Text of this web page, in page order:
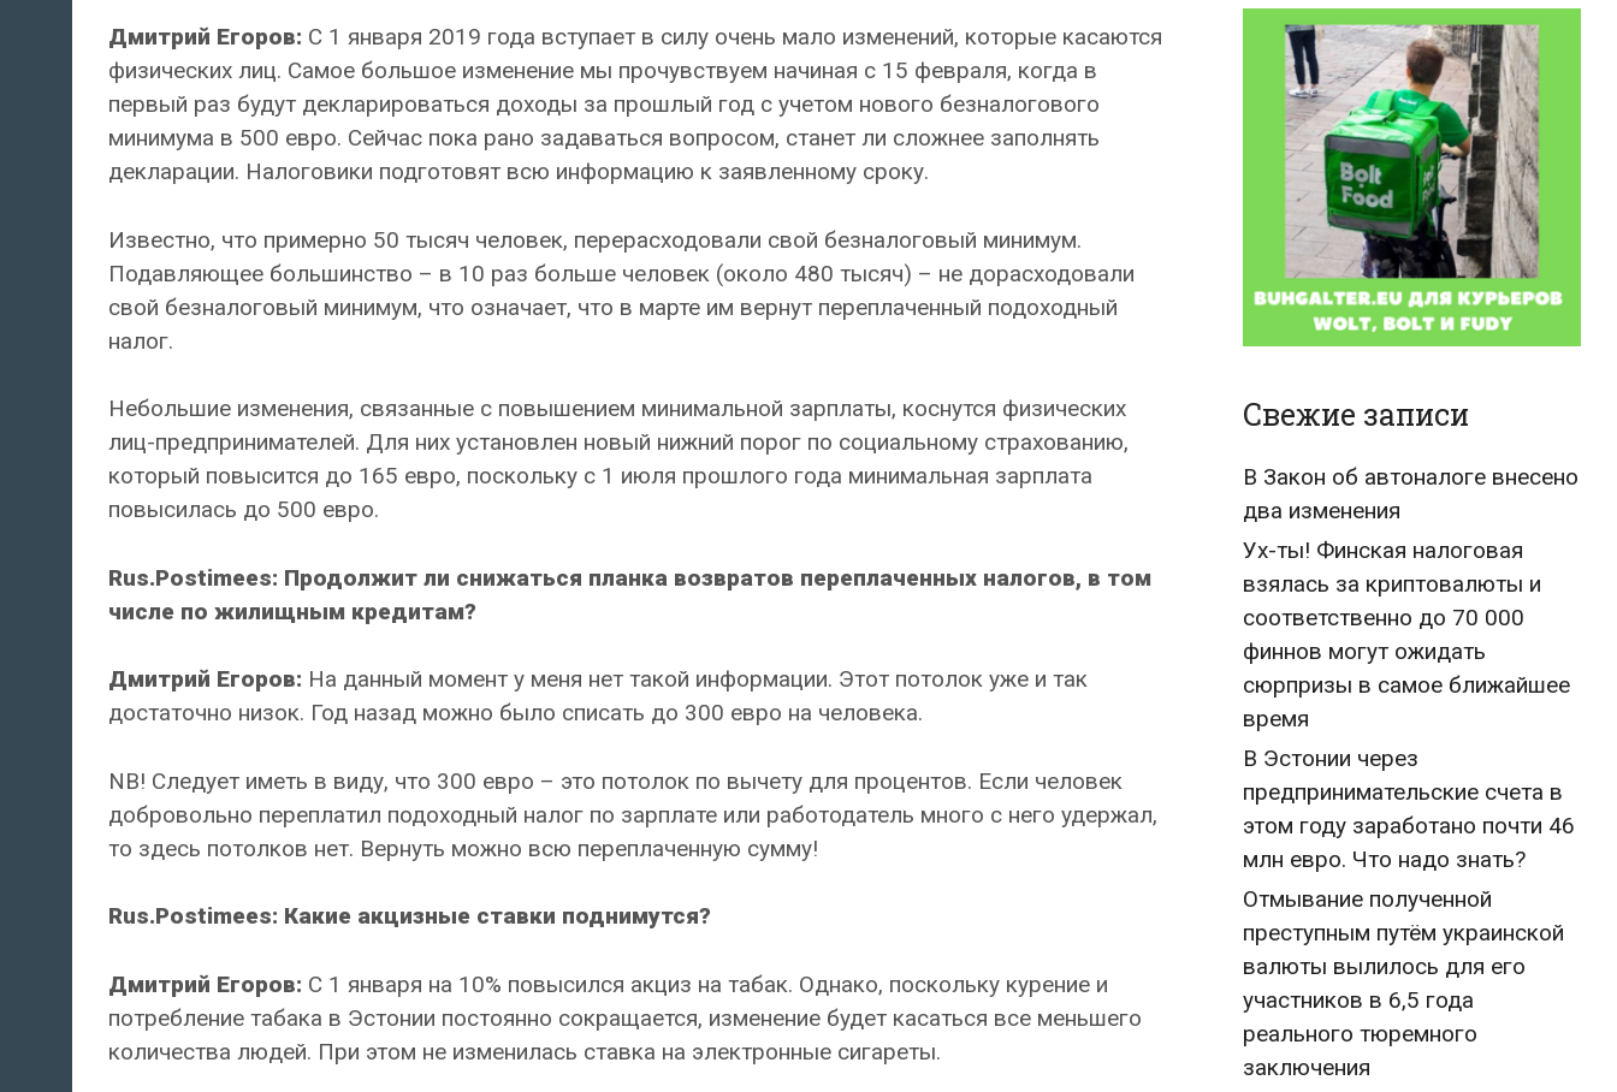
Дмитрий Егоров: С 1 января 2019 года вступает в силу очень мало изменений, которые касаются
физических лиц. Самое большое изменение мы прочувствуем начиная с 15 февраля, когда в
первый раз будут декларироваться доходы за прошлый год с учетом нового безналогового
минимума в 500 евро. Сейчас пока рано задаваться вопросом, станет ли сложнее заполнять
декларации. Налоговики подготовят всю информацию к заявленному сроку.
Известно, что примерно 50 тысяч человек, перерасходовали свой безналоговый минимум.
Подавляющее большинство – в 10 раз больше человек (около 480 тысяч) – не дорасходовали
свой безналоговый минимум, что означает, что в марте им вернут переплаченный подоходный
налог.
Небольшие изменения, связанные с повышением минимальной зарплаты, коснутся физических
лиц-предпринимателей. Для них установлен новый нижний порог по социальному страхованию,
который повысится до 165 евро, поскольку с 1 июля прошлого года минимальная зарплата
повысилась до 500 евро.
Rus.Postimees: Продолжит ли снижаться планка возвратов переплаченных налогов, в том
числе по жилищным кредитам?
Дмитрий Егоров: На данный момент у меня нет такой информации. Этот потолок уже и так
достаточно низок. Год назад можно было списать до 300 евро на человека.
NB! Следует иметь в виду, что 300 евро – это потолок по вычету для процентов. Если человек
добровольно переплатил подоходный налог по зарплате или работодатель много с него удержал,
то здесь потолков нет. Вернуть можно всю переплаченную сумму!
Rus.Postimees: Какие акцизные ставки поднимутся?
Дмитрий Егоров: С 1 января на 10% повысился акциз на табак. Однако, поскольку курение и
потребление табака в Эстонии постоянно сокращается, изменение будет касаться все меньшего
количества людей. При этом не изменилась ставка на электронные сигареты.
Свежие записи
В Закон об автоналоге внесено
два изменения
Ух-ты! Финская налоговая
взялась за криптовалюты и
соответственно до 70 000
финнов могут ожидать
сюрпризы в самое ближайшее
время
В Эстонии через
предпринимательские счета в
этом году заработано почти 46
млн евро. Что надо знать?
Отмывание полученной
преступным путём украинской
валюты вылилось для его
участников в 6,5 года
реального тюремного
заключения